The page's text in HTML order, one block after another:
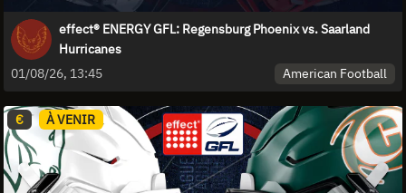
effect® ENERGY GFL: Regensburg Phoenix vs. Saarland
Hurricanes
01/08/26, 13:45
American Football
€ À VENIR